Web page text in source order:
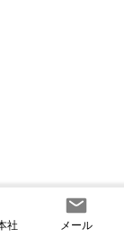
社 メール